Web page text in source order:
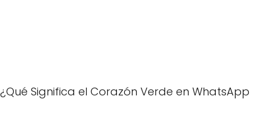
¿Qué Significa el Corazón Verde en WhatsApp